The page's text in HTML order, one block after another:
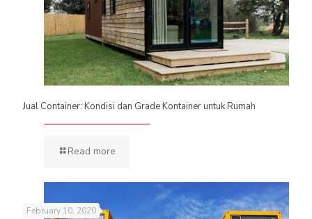
Jual Container: Kondisi dan Grade Kontainer untuk Rumah
Read more
February 10, 2020